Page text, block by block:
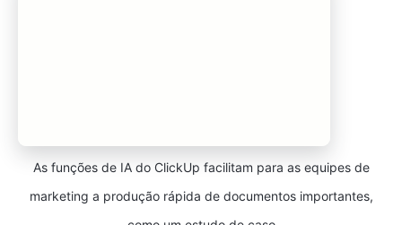
As funções de IA do ClickUp facilitam para as equipes de
marketing a produção rápida de documentos importantes,